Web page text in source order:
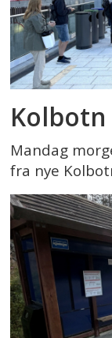
Mandag
fra nye